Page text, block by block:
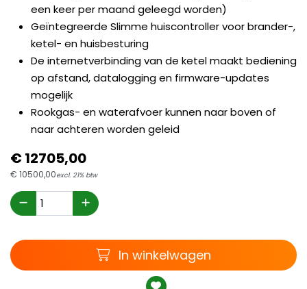
een keer per maand geleegd worden)
Geïntegreerde Slimme huiscontroller voor brander-,
ketel- en huisbesturing
De internetverbinding van de ketel maakt bediening
op afstand, datalogging en firmware-updates
mogelijk
Rookgas- en waterafvoer kunnen naar boven of
naar achteren worden geleid
€12705,00
€ 10500,00excl. 21% btw
Winkelwagen
In winkelwagen